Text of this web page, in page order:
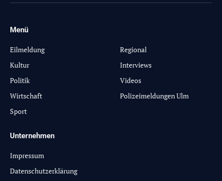
Menü
Eilmeldung
Kultur
Politik
Wirtschaft
Sport
Regional
Interviews
Videos
Polizeimeldungen Ulm
Unternehmen
Impressum
Datenschutzerklärung